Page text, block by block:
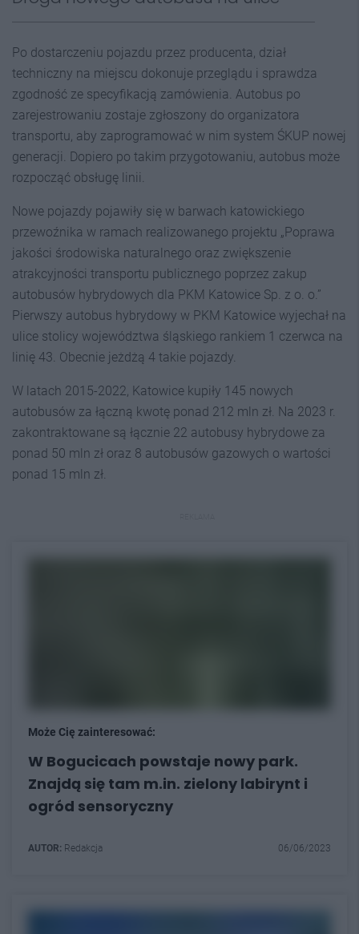
Po dostarczeniu pojazdu przez producenta, dział
techniczny na miejscu dokonuje przeglądu i sprawdza
zgodność ze specyfikacją zamówienia. Autobus po
zarejestrowaniu zostaje zgłoszony do organizatora
transportu, aby zaprogramować w nim system ŚKUP nowej
generacji. Dopiero po takim przygotowaniu, autobus może
rozpocząć obsługę linii.
Nowe pojazdy pojawiły się w barwach katowickiego
przewoźnika w ramach realizowanego projektu „Poprawa
jakości środowiska naturalnego oraz zwiększenie
atrakcyjności transportu publicznego poprzez zakup
autobusów hybrydowych dla PKM Katowice Sp. z o. o.”
Pierwszy autobus hybrydowy w PKM Katowice wyjechał na
ulice stolicy województwa śląskiego rankiem 1 czerwca na
linię 43. Obecnie jeżdżą 4 takie pojazdy.
W latach 2015-2022, Katowice kupiły 145 nowych
autobusów za łączną kwotę ponad 212 mln zł. Na 2023 r.
zakontraktowane są łącznie 22 autobusy hybrydowe za
ponad 50 mln zł oraz 8 autobusów gazowych o wartości
ponad 15 mln zł.
Może Cię zainteresować:
W Bogucicach powstaje nowy park.
Znajdą się tam m.in. zielony labirynt i
ogród sensoryczny
AUTOR: Redakcja 06/06/2023